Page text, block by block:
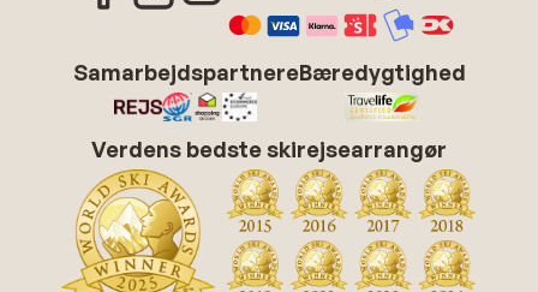
SamarbejdspartnereBæredygtighed
Verdens bedste skirejsearrangør